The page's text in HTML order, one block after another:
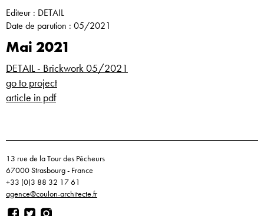
Editeur : DETAIL
Date de parution : 05/2021
Mai 2021
DETAIL - Brickwork 05/2021
go to project
article in pdf
13 rue de la Tour des Pêcheurs
67000 Strasbourg - France
+33 (0)3 88 32 17 61
agence@coulon-architecte.fr